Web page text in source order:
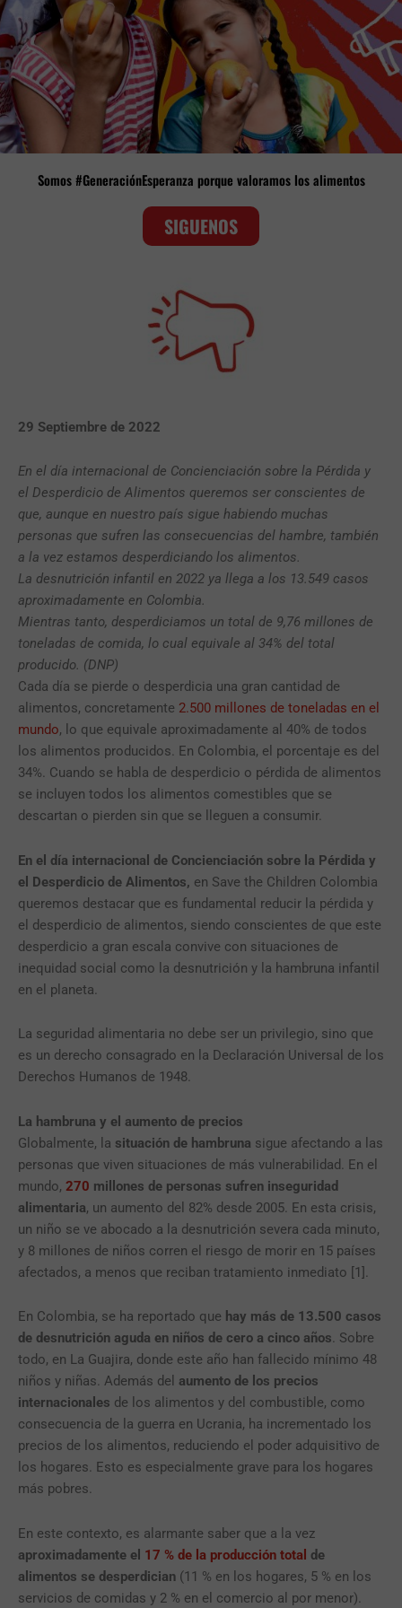
Somos #GeneraciónEsperanza porque valoramos los alimentos
SIGUENOS
29 Septiembre de 2022
En el día internacional de Concienciación sobre la Pérdida y
el Desperdicio de Alimentos queremos ser conscientes de
que, aunque en nuestro país sigue habiendo muchas
personas que sufren las consecuencias del hambre, también
a la vez estamos desperdiciando los alimentos.
La desnutrición infantil en 2022 ya llega a los 13.549 casos
aproximadamente en Colombia.
Mientras tanto, desperdiciamos un total de 9,76 millones de
toneladas de comida, lo cual equivale al 34% del total
producido. (DNP)
Cada día se pierde o desperdicia una gran cantidad de
alimentos, concretamente 2.500 millones de toneladas en el
mundo, lo que equivale aproximadamente al 40% de todos
los alimentos producidos. En Colombia, el porcentaje es del
34%. Cuando se habla de desperdicio o pérdida de alimentos
se incluyen todos los alimentos comestibles que se
descartan o pierden sin que se lleguen a consumir.
En el día internacional de Concienciación sobre la Pérdida y
el Desperdicio de Alimentos, en Save the Children Colombia
queremos destacar que es fundamental reducir la pérdida y
el desperdicio de alimentos, siendo conscientes de que este
desperdicio a gran escala convive con situaciones de
inequidad social como la desnutrición y la hambruna infantil
en el planeta.
La seguridad alimentaria no debe ser un privilegio, sino que
es un derecho consagrado en la Declaración Universal de los
Derechos Humanos de 1948.
La hambruna y el aumento de precios
Globalmente, la situación de hambruna sigue afectando a las
personas que viven situaciones de más vulnerabilidad. En el
mundo, 270 millones de personas sufren inseguridad
alimentaria, un aumento del 82% desde 2005. En esta crisis,
un niño se ve abocado a la desnutrición severa cada minuto,
y 8 millones de niños corren el riesgo de morir en 15 países
afectados, a menos que reciban tratamiento inmediato [1] .
En Colombia, se ha reportado que hay más de 13.500 casos
de desnutrición aguda en niños de cero a cinco años. Sobre
todo, en La Guajira, donde este año han fallecido mínimo 48
niños y niñas. Además del aumento de los precios
internacionales de los alimentos y del combustible, como
consecuencia de la guerra en Ucrania, ha incrementado los
precios de los alimentos, reduciendo el poder adquisitivo de
los hogares. Esto es especialmente grave para los hogares
más pobres.
En este contexto, es alarmante saber que a la vez
aproximadamente el 17 % de la producción total de
alimentos se desperdician (11 % en los hogares, 5 % en los
servicios de comidas y 2 % en el comercio al por menor).